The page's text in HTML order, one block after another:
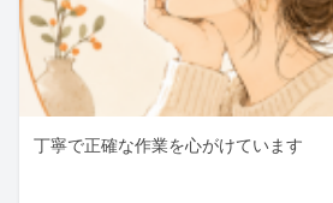
丁寧で正確な作業を心がけています